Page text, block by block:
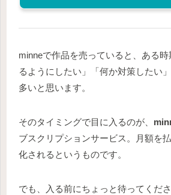
minneで作品を売っていると、ある
るようにしたい」「何か対策したい
多いと思います。
そのタイミングで目に入るのが、
ブスクリプションサービス。月額を
化されるというものです。
でも、入る前にちょっと待ってくだ